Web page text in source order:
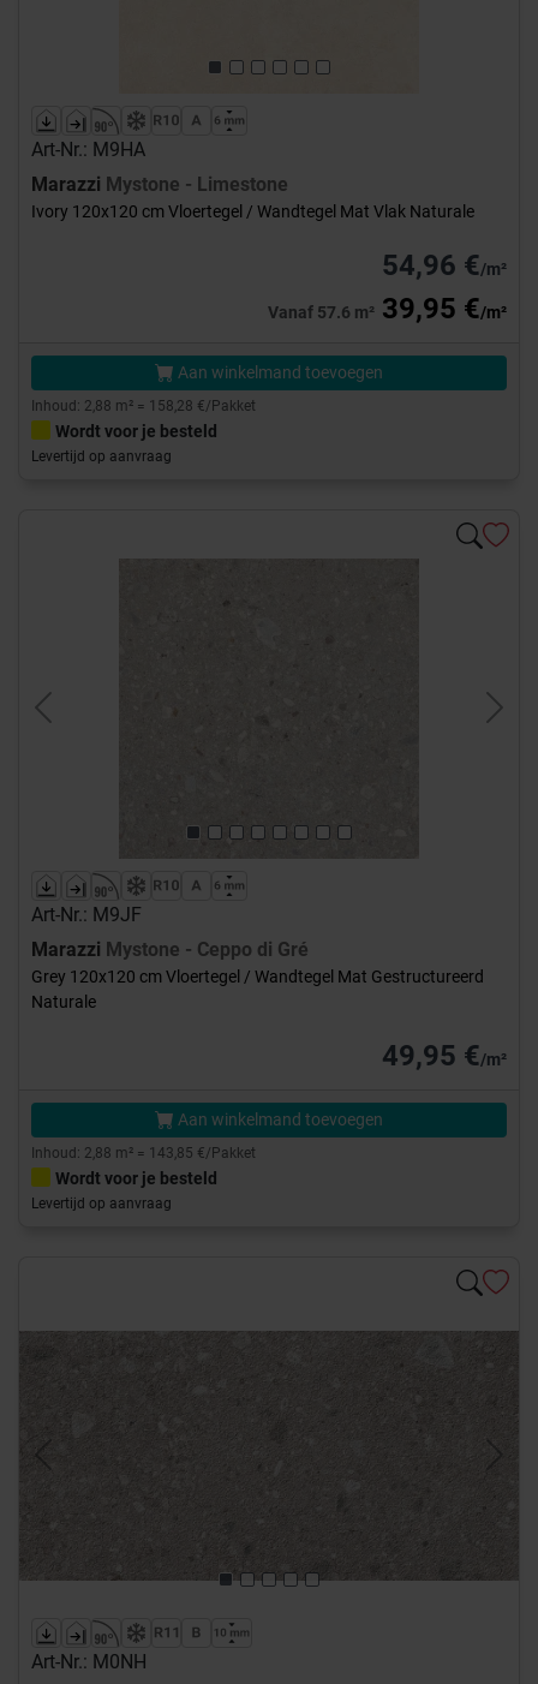
Art-Nr.: M9HA
Marazzi Mystone - Limestone
Ivory 120x120 cm Vloertegel / Wandtegel Mat Vlak Naturale
54,96 €/m²
Vanaf 57.6 m² 39,95 €/m²
Aan winkelmand toevoegen
Inhoud: 2,88 m² = 158,28 €/Pakket
Wordt voor je besteld
Levertijd op aanvraag
Previous Next
Art-Nr.: M9JF
Marazzi Mystone - Ceppo di Gré
Grey 120x120 cm Vloertegel / Wandtegel Mat Gestructureerd
Naturale
49,95 €/m²
Aan winkelmand toevoegen
Inhoud: 2,88 m² = 143,85 €/Pakket
Wordt voor je besteld
Levertijd op aanvraag
Previous
Art-Nr.: M0NH